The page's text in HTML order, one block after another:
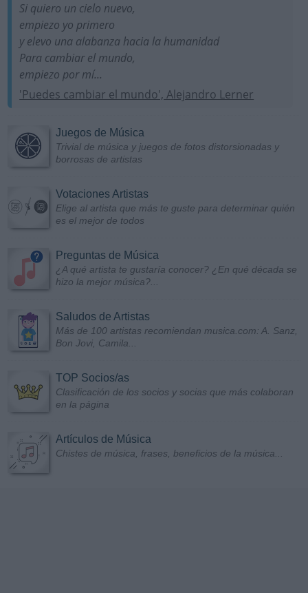
Si quiero un cielo nuevo,
empiezo yo primero
y elevo una alabanza hacia la humanidad
Para cambiar el mundo,
empiezo por mí...
'Puedes cambiar el mundo', Alejandro Lerner
Juegos de Música
Trivial de música y juegos de fotos distorsionadas y
borrosas de artistas
Votaciones Artistas
Elige al artista que más te guste para determinar quién
es el mejor de todos
Preguntas de Música
¿A qué artista te gustaría conocer? ¿En qué década se
hizo la mejor música?...
Saludos de Artistas
Más de 100 artistas recomiendan musica.com: A. Sanz,
Bon Jovi, Camila...
TOP Socios/as
Clasificación de los socios y socias que más colaboran
en la página
Artículos de Música
Chistes de música, frases, beneficios de la música...